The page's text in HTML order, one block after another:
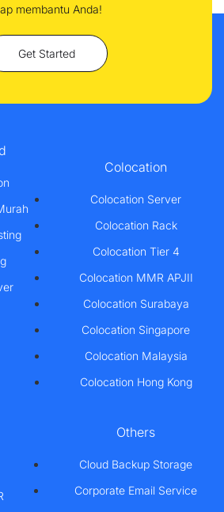
membantu Anda!
Get Started
Colocation
Colocation Server
Colocation Rack
Colocation Tier 4
Colocation MMR APJII
Colocation Surabaya
Colocation Singapore
Colocation Malaysia
Colocation Hong Kong
Others
Cloud Backup Storage
Corporate Email Service